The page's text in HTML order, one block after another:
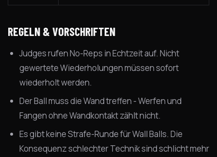
REGELN & VORSCHRIFTEN
Judges rufen No-Reps in Echtzeit auf. Nicht
gewertete Wiederholungen müssen sofort
wiederholt werden.
Der Ball muss die Wand treffen - Werfen und
Fangen ohne Wandkontakt zählt nicht.
Es gibt keine Strafe-Runde für Wall Balls. Die
Konsequenz schlechter Technik sind schlicht mehr